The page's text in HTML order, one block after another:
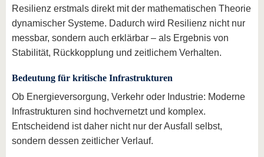
Resilienz erstmals direkt mit der mathematischen Theorie
dynamischer Systeme. Dadurch wird Resilienz nicht nur
messbar, sondern auch erklärbar – als Ergebnis von
Stabilität, Rückkopplung und zeitlichem Verhalten.
Bedeutung für kritische Infrastrukturen
Ob Energieversorgung, Verkehr oder Industrie: Moderne
Infrastrukturen sind hochvernetzt und komplex.
Entscheidend ist daher nicht nur der Ausfall selbst,
sondern dessen zeitlicher Verlauf.